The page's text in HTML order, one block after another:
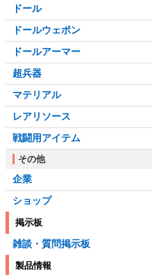
ドール
ドールウェポン
ドールアーマー
超兵器
マテリアル
レアリソース
戦闘用アイテム
その他
企業
ショップ
掲示板
雑談・質問掲示板
製品情報